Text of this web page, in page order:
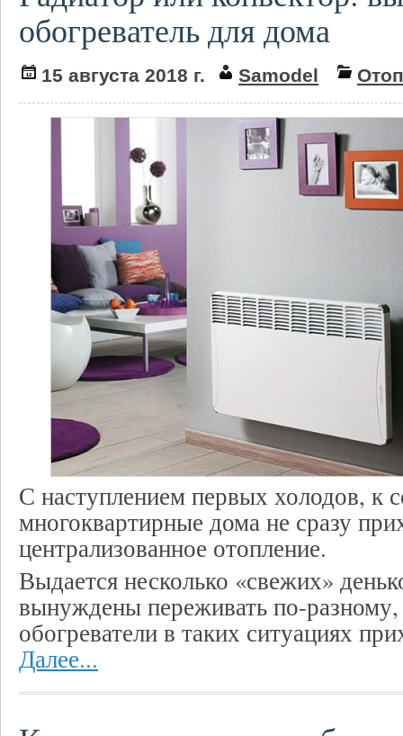
обогреватель для дома
15 августа 2018 г. Samodel
С наступлением первых холодов, к
многоквартирные дома не сразу
централизованное отопление.
Выдается несколько «свежих»
вынуждены переживать по-разному,
обогреватели в таких ситуациях
Далее...